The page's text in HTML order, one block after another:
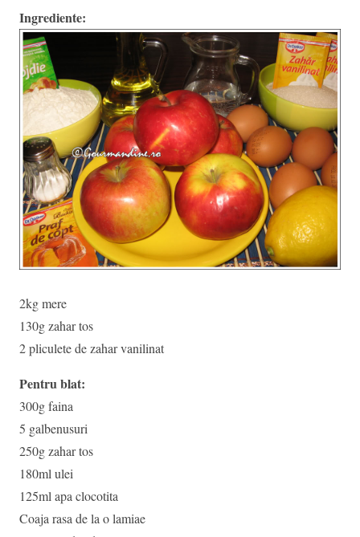
Ingrediente:
2kg mere
130g zahar tos
2 pliculete de zahar vanilinat
Pentru blat:
300g faina
5 galbenusuri
250g zahar tos
180ml ulei
125ml apa clocotita
Coaja rasa de la o lamiae